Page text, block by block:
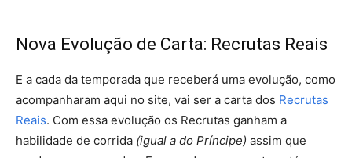
Nova Evolução de Carta: Recrutas Reais
E a cada da temporada que receberá uma evolução, como
acompanharam aqui no site, vai ser a carta dos Recrutas
Reais. Com essa evolução os Recrutas ganham a
habilidade de corrida (igual a do Príncipe) assim que